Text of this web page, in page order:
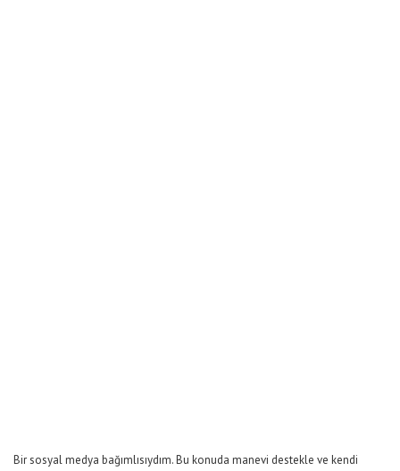
Bir sosyal medya bağımlısıydım. Bu konuda manevi destekle ve kendi